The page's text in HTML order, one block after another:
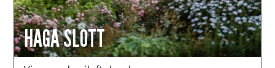
HAGA SLOTT